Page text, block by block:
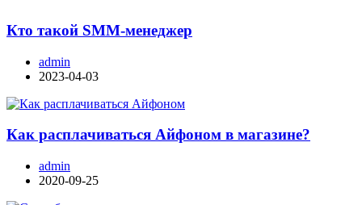
Кто такой SMM-менеджер
admin
2023-04-03
Как расплачиваться Айфоном в магазине?
admin
2020-09-25